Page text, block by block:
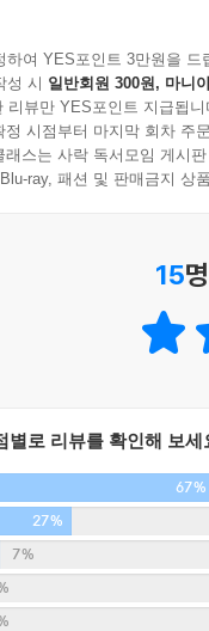
는 사이프러스 오일,
퍼민트 오일이, 디톡
울 디퓨저를 만들어 보
일로 다양한 홈 테라
습니다. 우리 집을 홈
이 아니라, 안전한 우
하여 YES포인트 3만원을 드
성 시 일반회원 300원, 마니
리뷰만 YES포인트 지급됩니
시점부터 마지막 회차 주
스는 사락 독서모임 게시
ray, 패션 및 판매금지 상
15
별로 리뷰를 확인해 보세
67%
27%
7%